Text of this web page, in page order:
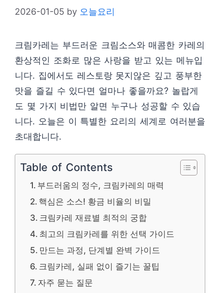
2026-01-05 by 오늘요리
크림카레는 부드러운 크림소스와 매콤한 카레의
환상적인 조화로 많은 사랑을 받고 있는 메뉴입
니다. 집에서도 레스토랑 못지않은 깊고 풍부한
맛을 즐길 수 있다면 얼마나 좋을까요? 놀랍게
도 몇 가지 비법만 알면 누구나 성공할 수 있습
니다. 오늘은 이 특별한 요리의 세계로 여러분을
초대합니다.
Table of Contents
부드러움의 정수, 크림카레의 매력
핵심은 소스! 황금 비율의 비밀
크림카레 재료별 최적의 궁합
최고의 크림카레를 위한 선택 가이드
만드는 과정, 단계별 완벽 가이드
크림카레, 실패 없이 즐기는 꿀팁
자주 묻는 질문